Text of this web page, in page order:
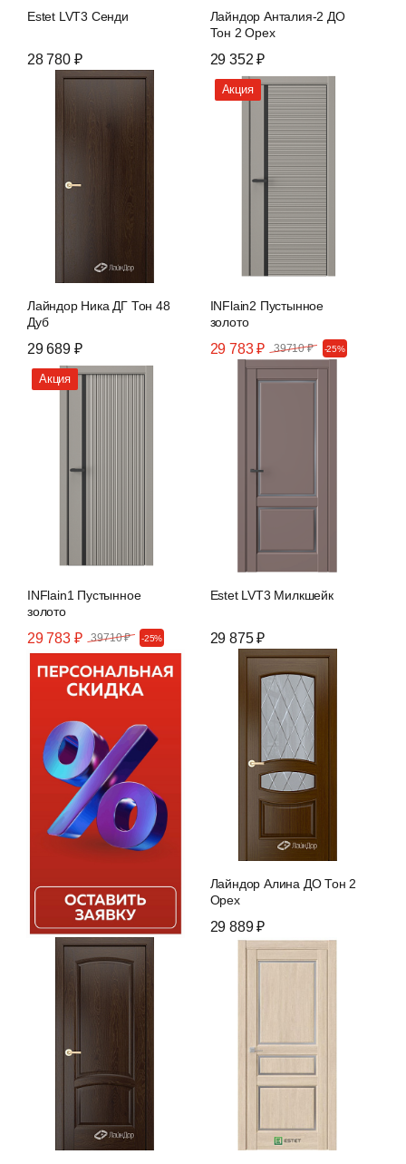
Estet LVT3 Сенди
28 780 ₽
Лайндор Анталия-2 ДО
Тон 2 Орех
29 352 ₽
Лайндор Ника ДГ Тон 48
Дуб
29 689 ₽
Акция
INFlain2 Пустынное
золото
29 783 ₽ 39710 ₽ -25%
Акция
INFlain1 Пустынное
золото
29 783 ₽ 39710 ₽ -25%
Estet LVT3 Милкшейк
29 875 ₽
Лайндор Алина ДО Тон 2
Орех
29 889 ₽